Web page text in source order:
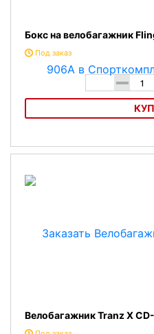
Бокс на велобагажник
Под заказ
-
Бокс на велобагажник Flinger SW-
Велобагажник Tranz X